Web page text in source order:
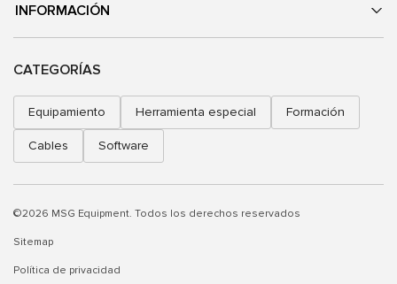
INFORMACIÓN
CATEGORÍAS
Equipamiento Herramienta especial Formación
Cables Software
©2026 MSG Equipment. Todos los derechos reservados
Sitemap
Política de privacidad